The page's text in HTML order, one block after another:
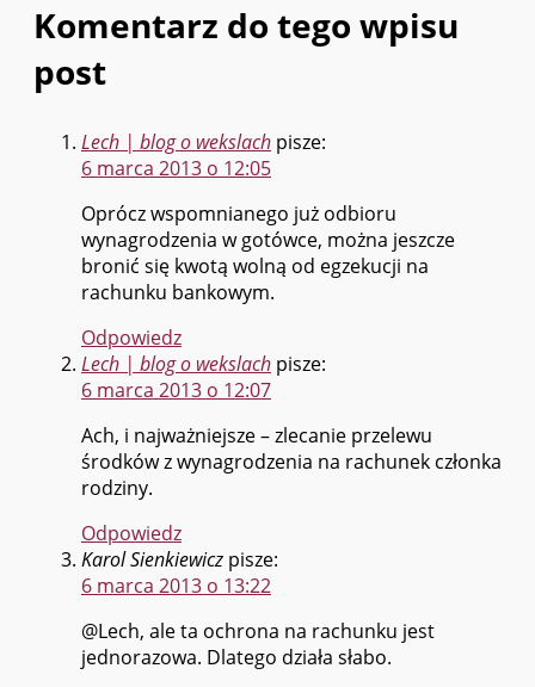
Komentarz do tego wpisu
post
Lech | blog o wekslach pisze:
6 marca 2013 o 12:05
Oprócz wspomnianego już odbioru
wynagrodzenia w gotówce, można jeszcze
bronić się kwotą wolną od egzekucji na
rachunku bankowym.
Odpowiedz
Lech | blog o wekslach pisze:
6 marca 2013 o 12:07
Ach, i najważniejsze – zlecanie przelewu
środków z wynagrodzenia na rachunek członka
rodziny.
Odpowiedz
Karol Sienkiewicz pisze:
6 marca 2013 o 13:22
@Lech, ale ta ochrona na rachunku jest
jednorazowa. Dlatego działa słabo.